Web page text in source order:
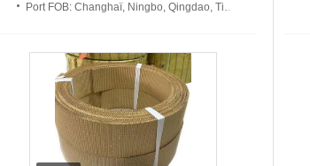
Port FOB: Changhaï, Ningbo, Qingdao, Tianjin, Guangzhou